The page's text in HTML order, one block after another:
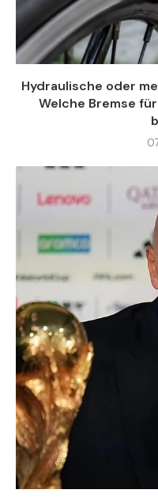
Hydraulische oder
Welche Bremse